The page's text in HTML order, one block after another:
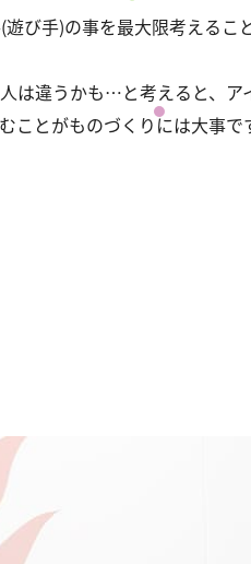
び手)の事を最大限考えるこ
は違うかも…と考えると、ア
ことがものづくりには大事で